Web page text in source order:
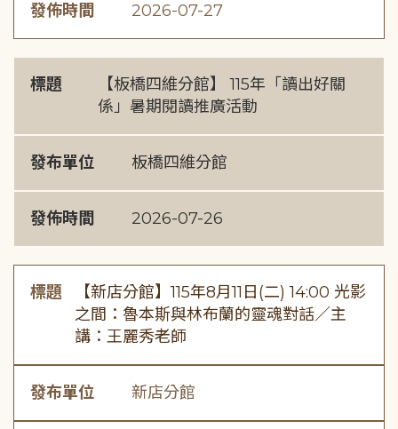
發佈時間 2026-07-27
標題
【板橋四維分館】 115年「讀出好關
係」暑期閱讀推廣活動
發布單位 板橋四維分館
發佈時間 2026-07-26
標題
【新店分館】115年8月11日(二) 14:00 光影
之間：魯本斯與林布蘭的靈魂對話／主
講：王麗秀老師
發布單位 新店分館